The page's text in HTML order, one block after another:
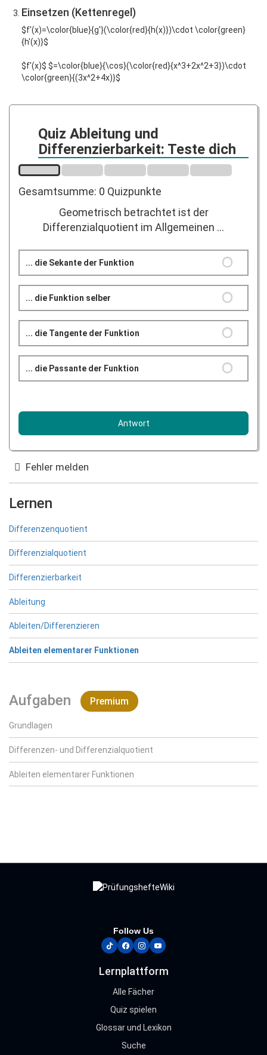
Einsetzen (Kettenregel)
$f'(x)=\color{blue}{g'}(\color{red}{h(x)})\cdot \color{green}
{h'(x)}$
$f'(x)$ $=\color{blue}{\cos}(\color{red}{x^3+2x^2+3})\cdot
\color{green}{(3x^2+4x)}$
Quiz Ableitung und
Differenzierbarkeit: Teste dich
Gesamtsumme: 0 Quizpunkte
Geometrisch betrachtet ist der
Differenzialquotient im Allgemeinen ...
... die Sekante der Funktion
... die Funktion selber
... die Tangente der Funktion
... die Passante der Funktion
Fehler melden
Lernen
Differenzenquotient
Differenzialquotient
Differenzierbarkeit
Ableitung
Ableiten/Differenzieren
Ableiten elementarer Funktionen
Aufgaben Premium
Grundlagen
Differenzen- und Differenzialquotient
Ableiten elementarer Funktionen
Follow Us
tiktokfacebook
instagram
youtube
Lernplattform
Alle Fächer
Quiz spielen
Glossar und Lexikon
Suche